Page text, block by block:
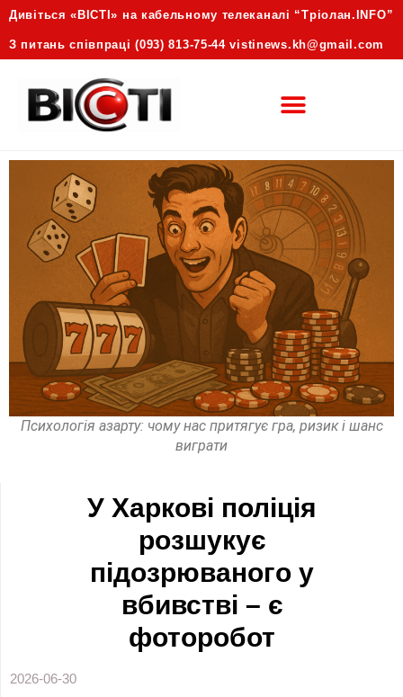
Дивіться «ВІСТІ» на кабельному телеканалі “Трiолан.INFO”
З питань співпраці (093) 813-75-44 vistinews.kh@gmail.com
Психологія азарту: чому нас притягує гра, ризик і шанс
виграти
У Харкові поліція
розшукує
підозрюваного у
вбивстві – є
фоторобот
2026-06-30